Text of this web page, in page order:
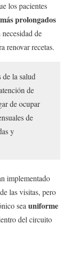
los pacientes
prolongados
de
renovar recetas.
de la salud
de
de ocupar
de
y
implementado
las visitas, pero
seauniforme
del circuito